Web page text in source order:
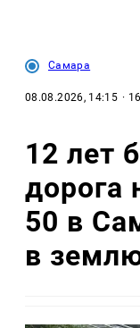
Самара
08.08.2026, 14:15 ·
12 лет
дорога
50 в
в